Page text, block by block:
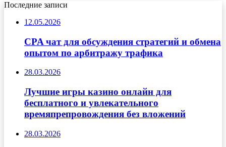
Последние записи
12.05.2026
CPA чат для обсуждения стратегий и обмена
опытом по арбитражу трафика
28.03.2026
Лучшие игры казино онлайн для
бесплатного и увлекательного
времяпрепровождения без вложений
28.03.2026